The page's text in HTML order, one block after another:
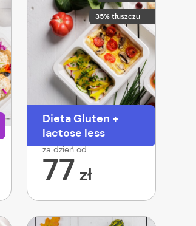
35% tłuszczu
Dieta Gluten +
lactose less
za dzień od
77 zł